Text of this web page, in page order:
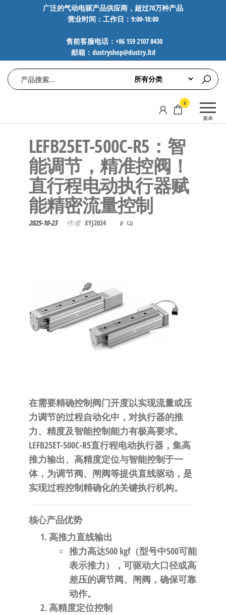
广泛的气动电驱产品供应商，超过70万种产品
营业时间：工作日：9:00-18:00
售前客服电话：+86 159 2107 8430
邮箱：dustryshop@dustry.ltd
动
FESTO、
AVENTICS等
品牌气动
元件，超
过88万种
工业自动
化零部
件，正品
保障，全
菜单
0
LEFB25ET-500C-R5：智
能调节，精准控阀！
直行程电动执行器赋
能精密流量控制​
2025-10-23 作者 XYJ2024 0
在需要精确控制阀门开度以实现流量或压
力调节的过程自动化中，对执行器的推
力、精度及智能控制能力有极高要求。
LEFB25ET-500C-R5直行程电动执行器，集高
推力输出、高精度定位与智能控制于一
体，为调节阀、闸阀等提供直线驱动，是
实现过程控制精确化的关键执行机构。
​核心产品优势​
​高推力直线输出​
推力高达​​500 kgf​​（型号中500可能
表示推力），可驱动大口径或高
差压的调节阀、闸阀，确保可靠
动作。
​高精度定位控制​